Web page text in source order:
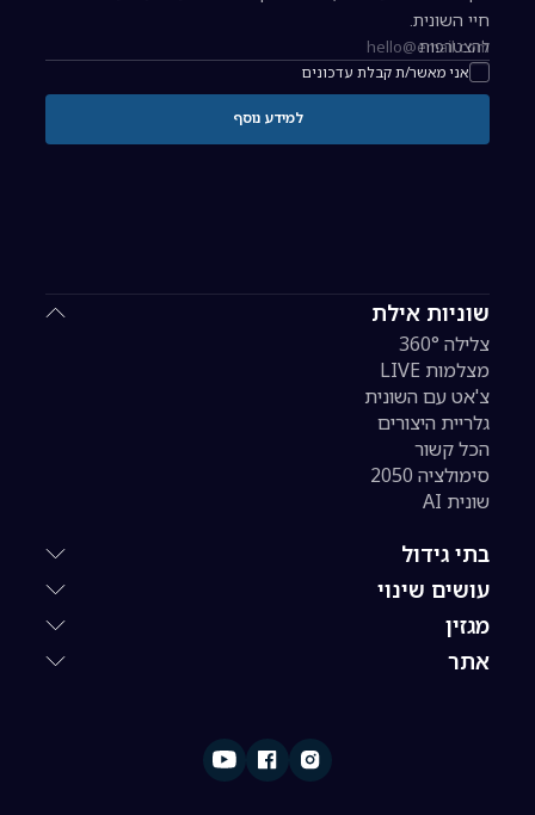
שוניות אילת
צלילה 360°
מצלמות LIVE
צ'אט עם השונית
גלריית היצורים
הכל קשור
סימולציה 2050
שונית AI
בתי גידול
עושים שינוי
מגזין
אתר
חיי השונית.
כתובת אימייל להרשמה לניוזלטר
אני מאשר/ת קבלת עדכונים
להצטרפות
למידע נוסף